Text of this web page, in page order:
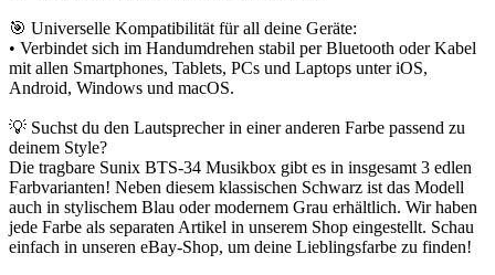
🎯 Universelle Kompatibilität für all deine Geräte:
• Verbindet sich im Handumdrehen stabil per Bluetooth oder Kabel
mit allen Smartphones, Tablets, PCs und Laptops unter iOS,
Android, Windows und macOS.
💡 Suchst du den Lautsprecher in einer anderen Farbe passend zu
deinem Style?
Die tragbare Sunix BTS-34 Musikbox gibt es in insgesamt 3 edlen
Farbvarianten! Neben diesem klassischen Schwarz ist das Modell
auch in stylischem Blau oder modernem Grau erhältlich. Wir haben
jede Farbe als separaten Artikel in unserem Shop eingestellt. Schau
einfach in unseren eBay-Shop, um deine Lieblingsfarbe zu finden!